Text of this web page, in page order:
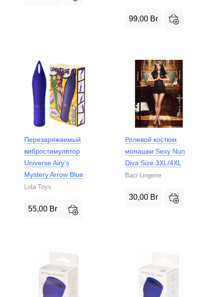
99,00 Br
Перезаряжаемый
вибростимулятор
Universe Airy’s
Mystery Arrow Blue
Lola Toys
55,00 Br
Ролевой костюм
монашки Sexy Nun
Diva Size 3XL/4XL
Baci Lingerie
30,00 Br